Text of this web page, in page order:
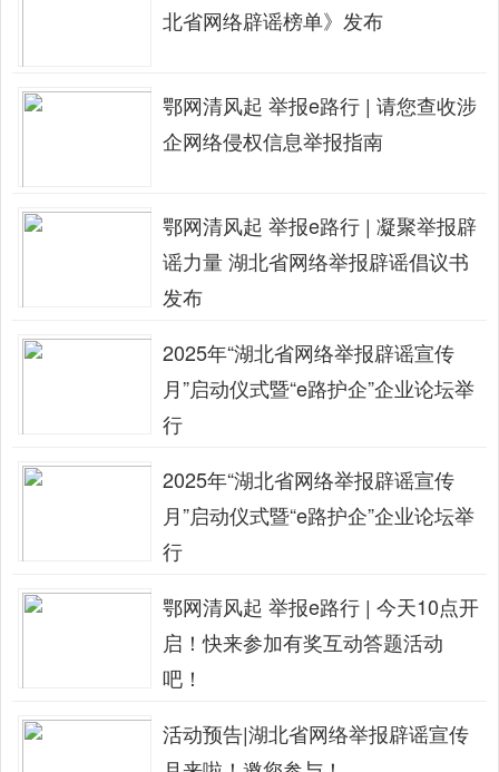
北省网络辟谣榜单》发布
鄂网清风起 举报e路行 | 请您查收涉
企网络侵权信息举报指南
鄂网清风起 举报e路行 | 凝聚举报辟
谣力量 湖北省网络举报辟谣倡议书
发布
2025年“湖北省网络举报辟谣宣传
月”启动仪式暨“e路护企”企业论坛举
行
2025年“湖北省网络举报辟谣宣传
月”启动仪式暨“e路护企”企业论坛举
行
鄂网清风起 举报e路行 | 今天10点开
启！快来参加有奖互动答题活动
吧！
活动预告|湖北省网络举报辟谣宣传